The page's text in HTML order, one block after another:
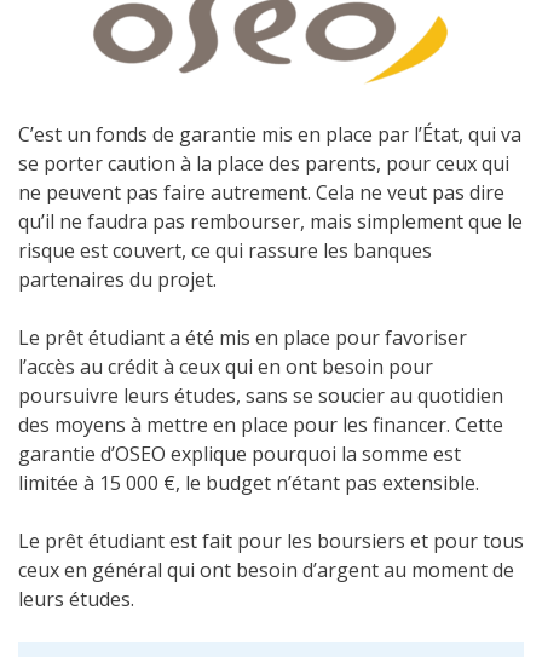
C’est un fonds de garantie mis en place par l’État, qui va
se porter caution à la place des parents, pour ceux qui
ne peuvent pas faire autrement. Cela ne veut pas dire
qu’il ne faudra pas rembourser, mais simplement que le
risque est couvert, ce qui rassure les banques
partenaires du projet.
Le prêt étudiant a été mis en place pour favoriser
l’accès au crédit à ceux qui en ont besoin pour
poursuivre leurs études, sans se soucier au quotidien
des moyens à mettre en place pour les financer. Cette
garantie d’OSEO explique pourquoi la somme est
limitée à 15 000 €, le budget n’étant pas extensible.
Le prêt étudiant est fait pour les boursiers et pour tous
ceux en général qui ont besoin d’argent au moment de
leurs études.